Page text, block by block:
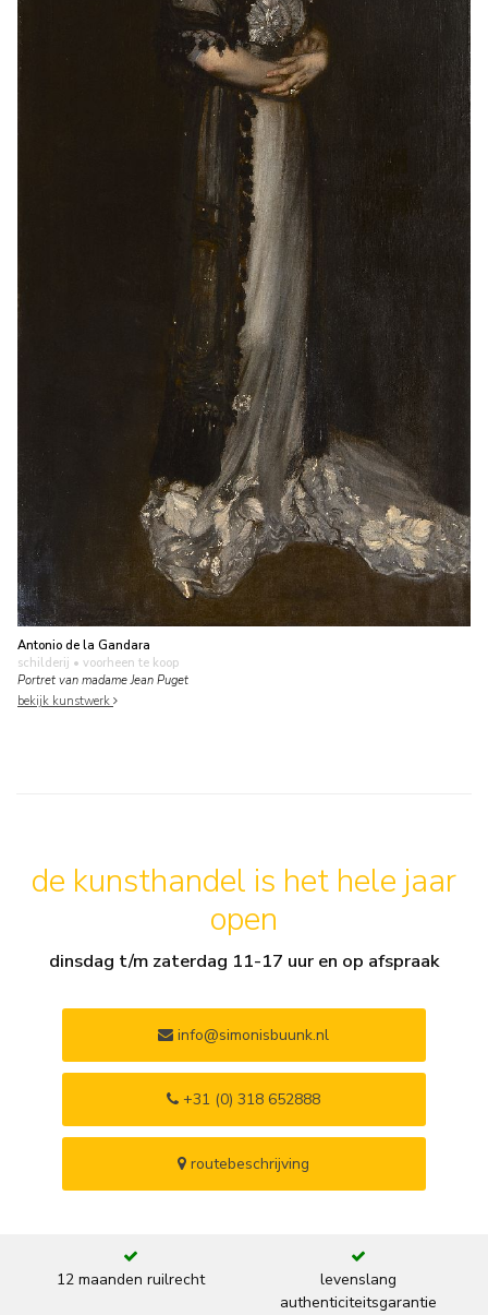
Antonio de la Gandara
schilderij • voorheen te koop
Portret van madame Jean Puget
bekijk kunstwerk
de kunsthandel is het hele jaar
open
dinsdag t/m zaterdag 11-17 uur en op afspraak
info@simonisbuunk.nl
+31 (0) 318 652888
routebeschrijving
12 maanden ruilrecht
levenslang
authenticiteitsgarantie